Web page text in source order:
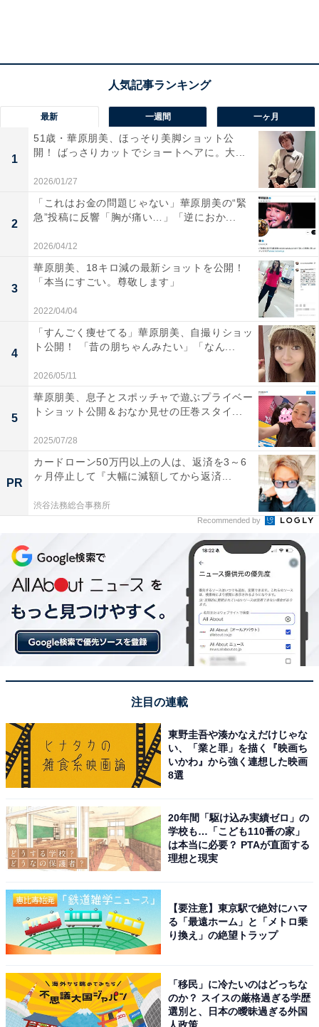
最新 一週間 一ヶ月
1
51歳・華原朋美、ほっそり美脚ショット公
開！ ばっさりカットでショートヘアに。大...
2026/01/27
2
「これはお金の問題じゃない」華原朋美の“緊
急”投稿に反響「胸が痛い…」「逆におか...
2026/04/12
3
華原朋美、18キロ減の最新ショットを公開！
「本当にすごい。尊敬します」
2022/04/04
4
「すんごく痩せてる」華原朋美、自撮りショッ
ト公開！ 「昔の朋ちゃんみたい」「なん...
2026/05/11
5
華原朋美、息子とスポッチャで遊ぶプライベー
トショット公開＆おなか見せの圧巻スタイ...
2025/07/28
PR
カードローン50万円以上の人は、返済を3～6
ヶ月停止して『大幅に減額してから返済...
渋谷法務総合事務所
Recommended by
注目の連載
東野圭吾や湊かなえだけじゃな
い、「業と罪」を描く『映画ち
いかわ』から強く連想した映画
8選
20年間「駆け込み実績ゼロ」の
学校も…「こども110番の家」
は本当に必要？ PTAが直面する
理想と現実
【要注意】東京駅で絶対にハマ
る「最遠ホーム」と「メトロ乗
り換え」の絶望トラップ
「移民」に冷たいのはどっちな
のか？ スイスの厳格過ぎる学歴
選別と、日本の曖昧過ぎる外国